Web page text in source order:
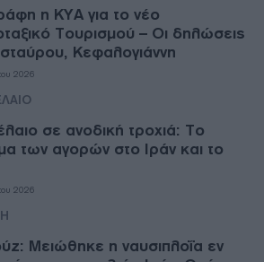
η ΚΥΑ για το νέο
Τουρισμού – Οι δηλώσεις
Κεφαλογιάννη
2026
σε ανοδική τροχιά: Το
των αγορών στο Ιράν και το
2026
Μειώθηκε η ναυσιπλοΐα εν